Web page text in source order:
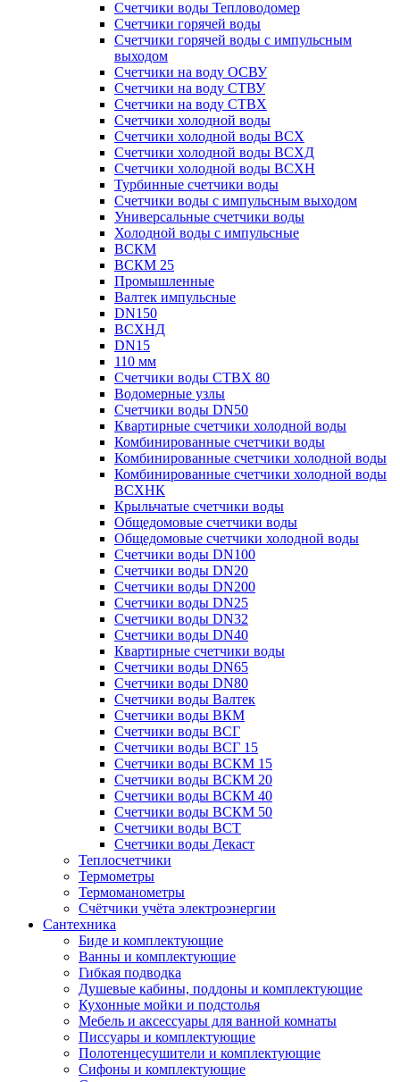
Счетчики воды Тепловодомер
Счетчики горячей воды
Счетчики горячей воды с импульсным
выходом
Счетчики на воду ОСВУ
Счетчики на воду СТВУ
Счетчики на воду СТВХ
Счетчики холодной воды
Счетчики холодной воды ВСХ
Счетчики холодной воды ВСХД
Счетчики холодной воды ВСХН
Турбинные счетчики воды
Счетчики воды с импульсным выходом
Универсальные счетчики воды
Холодной воды с импульсные
ВСКМ
ВСКМ 25
Промышленные
Валтек импульсные
DN150
ВСХНД
DN15
110 мм
Счетчики воды СТВХ 80
Водомерные узлы
Счетчики воды DN50
Квартирные счетчики холодной воды
Комбинированные счетчики воды
Комбинированные счетчики холодной воды
Комбинированные счетчики холодной воды
ВСХНК
Крыльчатые счетчики воды
Общедомовые счетчики воды
Общедомовые счетчики холодной воды
Счетчики воды DN100
Счетчики воды DN20
Счетчики воды DN200
Счетчики воды DN25
Счетчики воды DN32
Счетчики воды DN40
Квартирные счетчики воды
Счетчики воды DN65
Счетчики воды DN80
Счетчики воды Валтек
Счетчики воды ВКМ
Счетчики воды ВСГ
Счетчики воды ВСГ 15
Счетчики воды ВСКМ 15
Счетчики воды ВСКМ 20
Счетчики воды ВСКМ 40
Счетчики воды ВСКМ 50
Счетчики воды ВСТ
Счетчики воды Декаст
Теплосчетчики
Термометры
Термоманометры
Счётчики учёта электроэнергии
Сантехника
Биде и комплектующие
Ванны и комплектующие
Гибкая подводка
Душевые кабины, поддоны и комплектующие
Кухонные мойки и подстолья
Мебель и аксессуары для ванной комнаты
Писсуары и комплектующие
Полотенцесушители и комплектующие
Сифоны и комплектующие